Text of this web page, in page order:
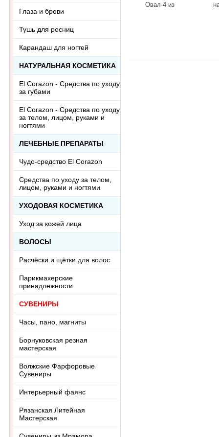
Овал-4 из
Глаза и брови
Тушь для ресниц
Карандаш для ногтей
НАТУРАЛЬНАЯ КОСМЕТИКА
El Corazon - Средства по уходу
за губами
El Corazon - Средства по уходу
за телом, лицом, руками и
ногтями
ЛЕЧЕБНЫЕ ПРЕПАРАТЫ
Чудо-средство El Corazon
Средства по уходу за телом,
лицом, руками и ногтями
УХОДОВАЯ КОСМЕТИКА
Уход за кожей лица
ВОЛОСЫ
Расчёски и щётки для волос
Парикмахерские
принадлежности
СУВЕНИРЫ
Часы, пано, магниты
Борнуковская резная
мастерская
Волжские Фарфоровые
Сувениры
Интерьерный фаянс
Рязанская Литейная
Мастерская